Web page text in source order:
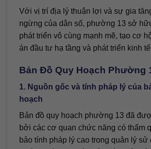
Với vị trí địa lý thuận lợi và sự gia
ngừng của dân số, phường 13 sở
phát triển vô cùng mạnh mẽ, tạo cơ
án đầu tư hạ tầng và phát triển kinh
Bản Đồ Quy Hoạch Phường
1. Nguồn gốc và tính pháp lý của
hoạch
Bản đồ quy hoạch phường 13 đã
bởi các cơ quan chức năng có thẩm
bảo tính pháp lý cao trong quản lý sử